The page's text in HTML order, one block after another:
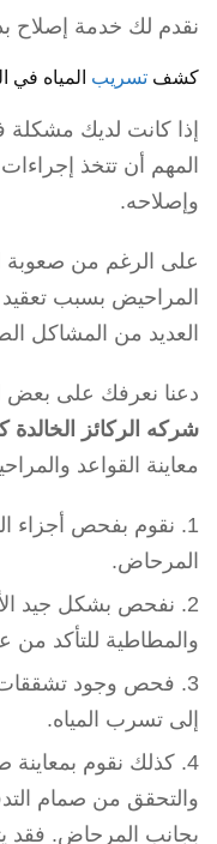
نقدم لك خدمة إصلاح
كشف تسريب المياه في
إذا كانت لديك
المهم أن تتخذ
وإصلاحه.
على الرغم من
المراحيض بسبب
العديد من المشاكل
دعنا نعرفك على بعض
شركه الركائز
معاينة القواعد
نقوم بفحص أجزاء
المرحاض.
نفحص بشكل جيد
والمطاطية للتأكد من
فحص وجود تشققات
إلى تسرب المياه.
كذلك نقوم بمعاينة
والتحقق من صمام
بجانب المرحاض. فقد